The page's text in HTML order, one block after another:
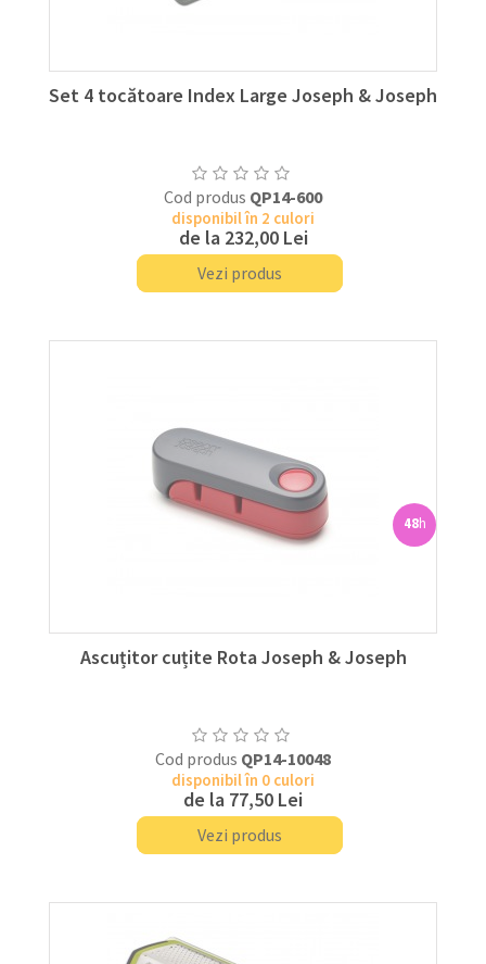
Set 4 tocătoare Index Large Joseph & Joseph
Cod produs QP14-600
disponibil în 2 culori
de la 232,00 Lei
Vezi produs
48h
Ascuțitor cuțite Rota Joseph & Joseph
Cod produs QP14-10048
disponibil în 0 culori
de la 77,50 Lei
Vezi produs